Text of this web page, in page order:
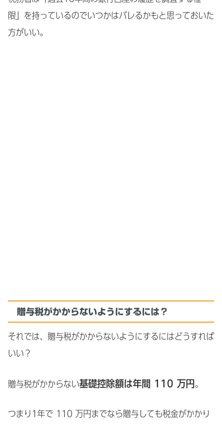
限」を持っているのでいつかはバレるかもと思っておいた
方がいい。
贈与税がかからないようにするには？
それでは、贈与税がかからないようにするにはどうすれば
いい？
贈与税がかからない基礎控除額は年間 110 万円 。
つまり1年で 110 万円までなら贈与しても税金がかかり